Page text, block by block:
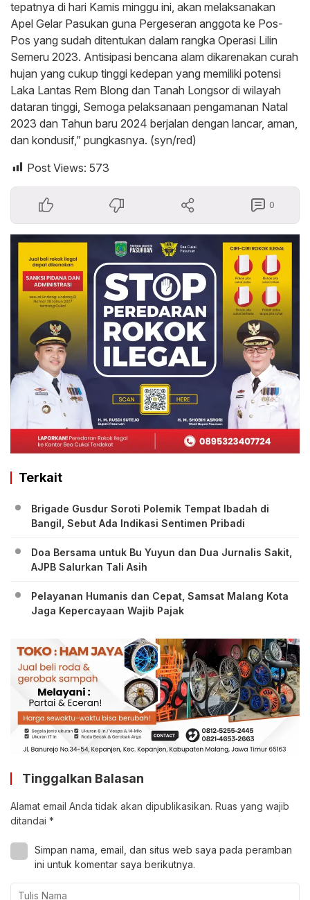
tepatnya di hari Kamis minggu ini, akan melaksanakan
Apel Gelar Pasukan guna Pergeseran anggota ke Pos-
Pos yang sudah ditentukan dalam rangka Operasi Lilin
Semeru 2023. Antisipasi bencana alam dikarenakan curah
hujan yang cukup tinggi kedepan yang memiliki potensi
Laka Lantas Rem Blong dan Tanah Longsor di wilayah
dataran tinggi, Semoga pelaksanaan pengamanan Natal
2023 dan Tahun baru 2024 berjalan dengan lancar, aman,
dan kondusif,” pungkasnya. (syn/red)
Post Views: 573
0
Terkait
Brigade Gusdur Soroti Polemik Tempat Ibadah di
Bangil, Sebut Ada Indikasi Sentimen Pribadi
Doa Bersama untuk Bu Yuyun dan Dua Jurnalis Sakit,
AJPB Salurkan Tali Asih
Pelayanan Humanis dan Cepat, Samsat Malang Kota
Jaga Kepercayaan Wajib Pajak
Tinggalkan Balasan
Alamat email Anda tidak akan dipublikasikan. Ruas yang wajib
ditandai *
Simpan nama, email, dan situs web saya pada peramban
ini untuk komentar saya berikutnya.